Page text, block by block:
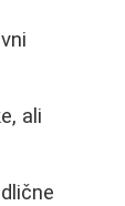
ali